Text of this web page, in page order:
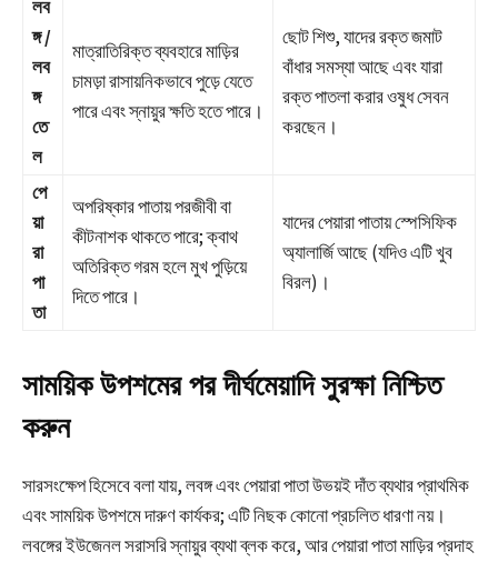
লব
ঙ্গ /
লব
ঙ্গ
তে
ল
মাত্রাতিরিক্ত ব্যবহারে মাড়ির
চামড়া রাসায়নিকভাবে পুড়ে যেতে
পারে এবং স্নায়ুর ক্ষতি হতে পারে।
ছোট শিশু, যাদের রক্ত জমাট
বাঁধার সমস্যা আছে এবং যারা
রক্ত পাতলা করার ওষুধ সেবন
করছেন।
পে
য়া
রা
পা
তা
অপরিষ্কার পাতায় পরজীবী বা
কীটনাশক থাকতে পারে; ক্বাথ
অতিরিক্ত গরম হলে মুখ পুড়িয়ে
দিতে পারে।
যাদের পেয়ারা পাতায় স্পেসিফিক
অ্যালার্জি আছে (যদিও এটি খুব
বিরল)।
সাময়িক উপশমের পর দীর্ঘমেয়াদি সুরক্ষা নিশ্চিত
করুন
সারসংক্ষেপ হিসেবে বলা যায়, লবঙ্গ এবং পেয়ারা পাতা উভয়ই দাঁত ব্যথার প্রাথমিক
এবং সাময়িক উপশমে দারুণ কার্যকর; এটি নিছক কোনো প্রচলিত ধারণা নয়।
লবঙ্গের ইউজেনল সরাসরি স্নায়ুর ব্যথা ব্লক করে, আর পেয়ারা পাতা মাড়ির প্রদাহ